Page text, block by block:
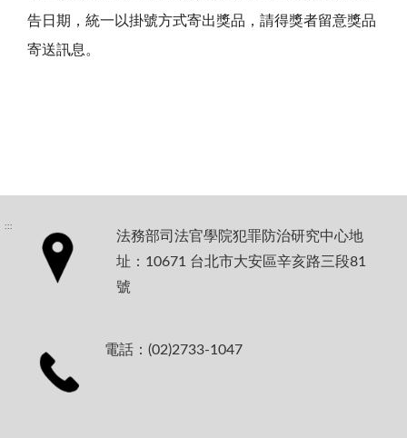
告日期，統一以掛號方式寄出獎品，請得獎者留意獎品
寄送訊息。
:::
法務部司法官學院犯罪防治研究中心地
址：10671 台北市大安區辛亥路三段81
號
電話：(02)2733-1047